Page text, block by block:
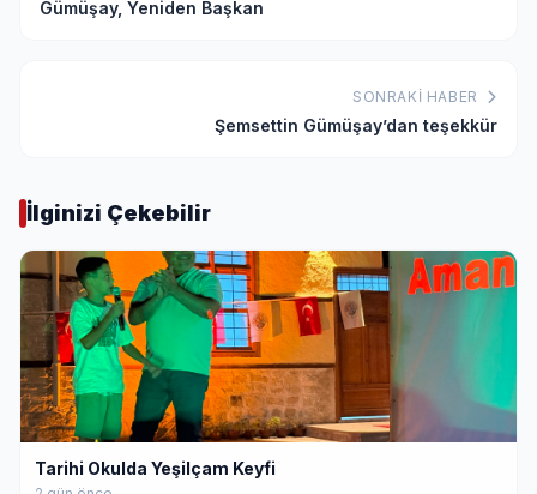
Gümüşay, Yeniden Başkan
SONRAKI HABER
Şemsettin Gümüşay’dan teşekkür
İlginizi Çekebilir
Tarihi Okulda Yeşilçam Keyfi